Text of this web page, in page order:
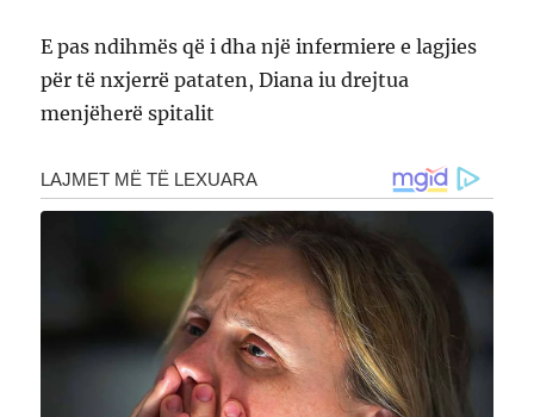
E pas ndihmës që i dha një infermiere e lagjies
për të nxjerrë pataten, Diana iu drejtua
menjëherë spitalit